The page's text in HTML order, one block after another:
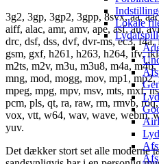
Lokale
3g2, 3gp, 3gp2, 3gpp, 8svx, aa,
aiff, alac, amr, amv, ape, asf, au,
drc, dsf, dss, dvf, dvr-ms, ec3,
gsm, gxf, h261, h263, h264, ifv,
m2ts, m2v, m3u, m3u8, m4a,
mng, mod, mogg, mov, mp1,
mpeg, mpg, mpv, msv, mts, mxf,
pcm, pls, qt, ra, raw, rm, rmvb,
vox, vtt, w64, wav, wave, webm,
yuv.
Det dækker stort set alle moderne